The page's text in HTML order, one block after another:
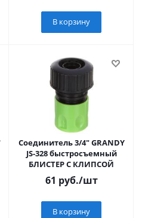
В корзину
Соединитель 3/4" GRANDY
JS-328 быстросъемный
БЛИСТЕР С КЛИПСОЙ
61 руб./шт
В корзину